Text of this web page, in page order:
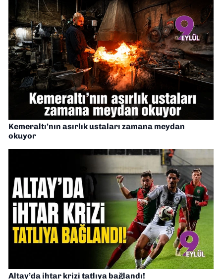
Kemeraltı’nın asırlık ustaları zamana meydan
okuyor
Altay’da ihtar krizi tatlıya bağlandı!